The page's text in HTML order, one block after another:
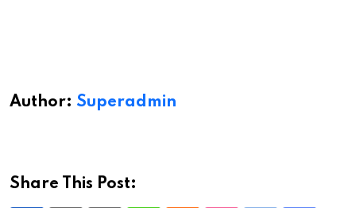
Author: Superadmin
Share This Post: